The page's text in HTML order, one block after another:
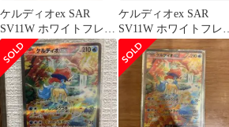
ケルディオex SAR
SV11W ホワイトフレア
169/086
ケルディオex SAR
SV11W ホワイトフレア
169/086